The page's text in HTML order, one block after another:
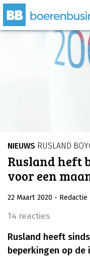
NIEUWS RUSLAND
Rusland heft
voor een
22 Maart 2020 - Redactie
14 reacties
Rusland heeft
beperkingen op de